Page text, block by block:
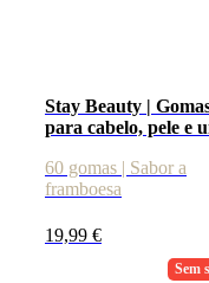
Stay Beauty |
para cabelo, pele e
60 gomas | Sabor a
framboesa
19,99 €
Sem